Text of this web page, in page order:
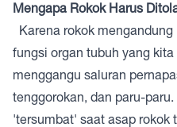
Mengapa Rokok Harus
Karena rokok
fungsi organ tubuh yang
menggangu saluran
tenggorokan, dan paru-
'tersumbat' saat asap rokok